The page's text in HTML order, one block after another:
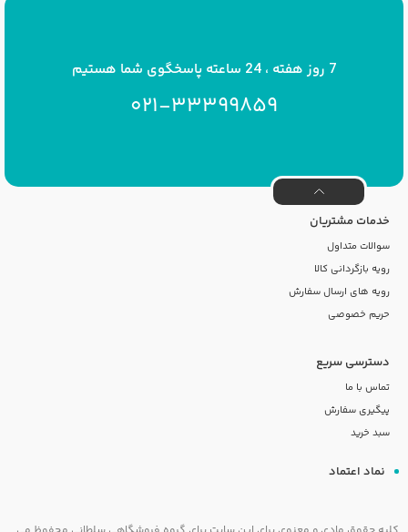
7 روز هفته ، 24 ساعته پاسخگوی شما هستیم
021-33399859
خدمات مشتریان
سوالات متداول
رویه بازگردانی کالا
رویه های ارسال سفارش
حریم خصوصی
دسترسی سریع
تماس با ما
پیگیری سفارش
سبد خرید
نماد اعتماد